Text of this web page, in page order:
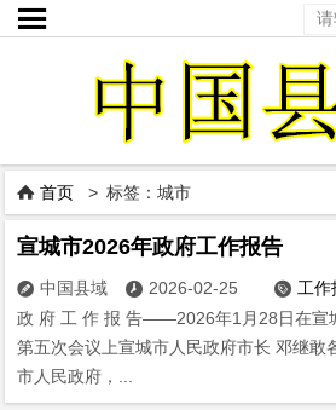

 首页 > 标签：城市
宣城市2026年政府工作报告
 中国县域  2026-02-25  工作
政 府 工 作 报 告——2026年1月28日在宣
第五次会议上宣城市人民政府市长 邓继敢
市人民政府，...